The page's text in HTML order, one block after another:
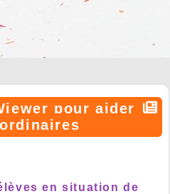
pour aider
en situation de